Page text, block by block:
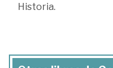
Historia.